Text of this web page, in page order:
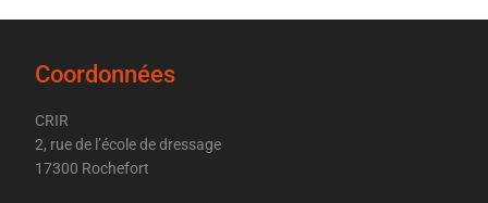
Coordonnées
CRIR
2, rue de l’école de dressage
17300 Rochefort